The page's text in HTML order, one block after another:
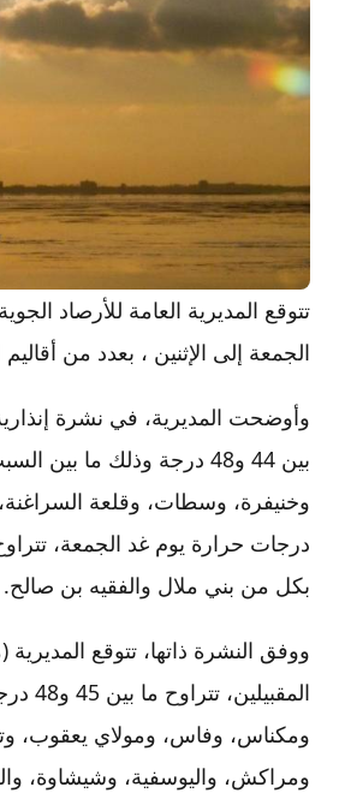
الجمعة إلى الإثنين ، بعدد من
وأوضحت المديرية، في نشرة
بين 44 و48 درجة وذلك ما
وخنيفرة، وسطات، وقلعة
بكل من بني ملال والفقيه بن صالح.
ووفق النشرة ذاتها، تتوقع
ومكناس، وفاس، ومولاي يعقوب،
ومراكش، واليوسفية، وشيشاوة،